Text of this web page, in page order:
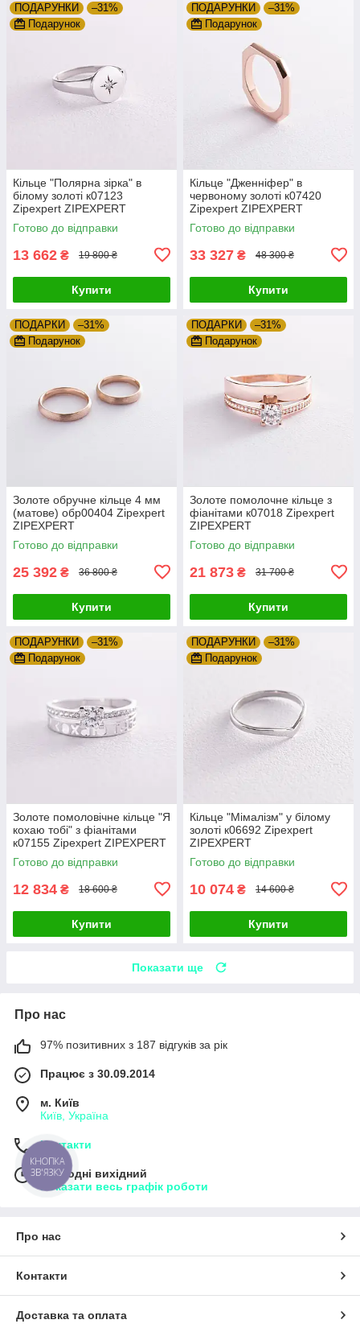
ПОДАРУНКИ
–31%
Подарунок
Кільце "Полярна зірка" в
білому золоті к07123
Zipexpert ZIPEXPERT
Готово до відправки
13 662 ₴ 19 800 ₴
Купити
ПОДАРУНКИ
–31%
Подарунок
Кільце "Дженніфер" в
червоному золоті к07420
Zipexpert ZIPEXPERT
Готово до відправки
33 327 ₴ 48 300 ₴
Купити
ПОДАРКИ
–31%
Подарунок
Золоте обручне кільце 4 мм
(матове) обр00404 Zipexpert
ZIPEXPERT
Готово до відправки
25 392 ₴ 36 800 ₴
Купити
ПОДАРКИ
–31%
Подарунок
Золоте помолочне кільце з
фіанітами к07018 Zipexpert
ZIPEXPERT
Готово до відправки
21 873 ₴ 31 700 ₴
Купити
ПОДАРУНКИ
–31%
Подарунок
Золоте помоловічне кільце "Я
кохаю тобі" з фіанітами
к07155 Zipexpert ZIPEXPERT
Готово до відправки
12 834 ₴ 18 600 ₴
Купити
ПОДАРУНКИ
–31%
Подарунок
Кільце "Мімалізм" у білому
золоті к06692 Zipexpert
ZIPEXPERT
Готово до відправки
10 074 ₴ 14 600 ₴
Купити
Показати ще
Про нас
97% позитивних з 187 відгуків за рік
Працює з 30.09.2014
м. Київ
Київ, Україна
Контакти
Сьогодні вихідний
Показати весь графік роботи
Про нас
Контакти
Доставка та оплата